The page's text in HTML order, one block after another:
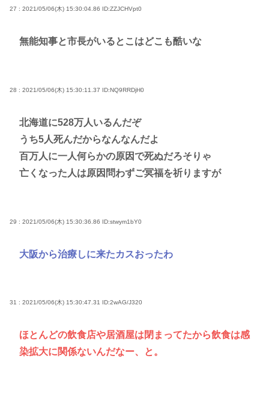
27 : 2021/05/06(木) 15:30:04.86 ID:ZZJCHVpt0
無能知事と市長がいるとこはどこも酷いな
28 : 2021/05/06(木) 15:30:11.37 ID:NQ9RRDjH0
北海道に528万人いるんだぞ
うち5人死んだからなんなんだよ
百万人に一人何らかの原因で死ぬだろそりゃ
亡くなった人は原因問わずご冥福を祈りますが
29 : 2021/05/06(木) 15:30:36.86 ID:stwym1bY0
大阪から治療しに来たカスおったわ
31 : 2021/05/06(木) 15:30:47.31 ID:2wAG/J320
ほとんどの飲食店や居酒屋は閉まってたから飲食は感
染拡大に関係ないんだなー、と。